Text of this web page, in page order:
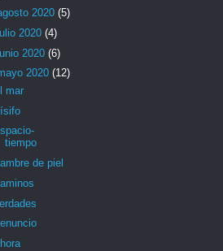
2020 (5)
2020 (4)
2020 (6)
2020 (12)
mar
tiempo
de piel